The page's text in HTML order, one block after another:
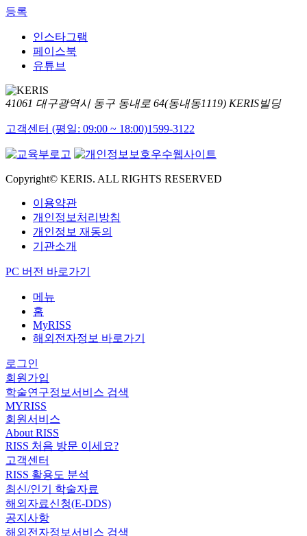
등록
인스타그램
페이스북
유튜브
41061 대구광역시 동구 동내로 64(동내동1119) KERIS빌딩
고객센터 (평일: 09:00 ~ 18:00)1599-3122
Copyright© KERIS. ALL RIGHTS RESERVED
이용약관
개인정보처리방침
개인정보 재동의
기관소개
PC 버전 바로가기
메뉴
홈
MyRISS
해외전자정보 바로가기
로그인
회원가입
학술연구정보서비스 검색
MYRISS
회원서비스
About RISS
RISS 처음 방문 이세요?
고객센터
RISS 활용도 분석
최신/인기 학술자료
해외자료신청(E-DDS)
공지사항
해외전자정보서비스 검색